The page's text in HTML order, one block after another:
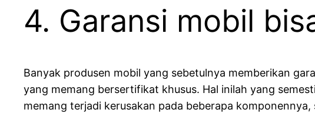
4. Garansi mobil
Banyak produsen mobil yang sebetulnya memberikan
yang memang bersertifikat khusus. Hal inilah yang
memang terjadi kerusakan pada beberapa